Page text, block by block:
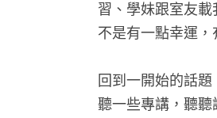
習、學妹跟室友
不是有一點幸運
回到一開始的話
聽一些專講，聽